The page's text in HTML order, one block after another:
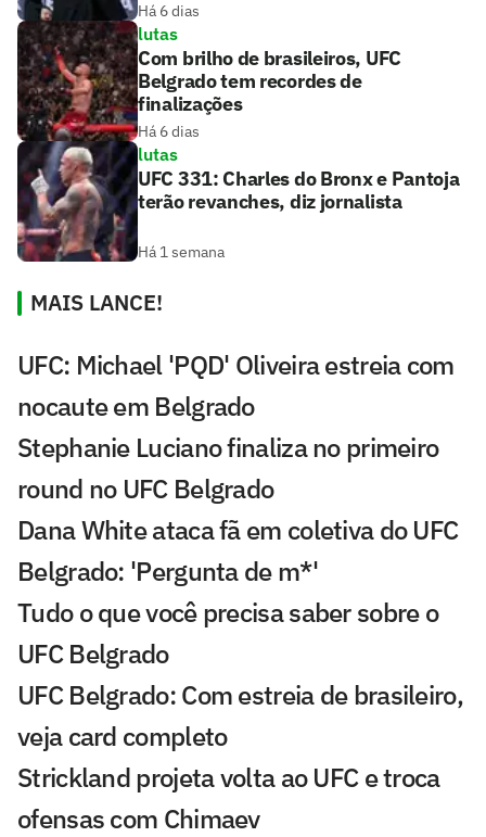
Há 6 dias
lutas
Com brilho de brasileiros, UFC
Belgrado tem recordes de
finalizações
Há 6 dias
lutas
UFC 331: Charles do Bronx e Pantoja
terão revanches, diz jornalista
Há 1 semana
MAIS LANCE!
UFC: Michael 'PQD' Oliveira estreia com
nocaute em Belgrado
Stephanie Luciano finaliza no primeiro
round no UFC Belgrado
Dana White ataca fã em coletiva do UFC
Belgrado: 'Pergunta de m*'
Tudo o que você precisa saber sobre o
UFC Belgrado
UFC Belgrado: Com estreia de brasileiro,
veja card completo
Strickland projeta volta ao UFC e troca
ofensas com Chimaev